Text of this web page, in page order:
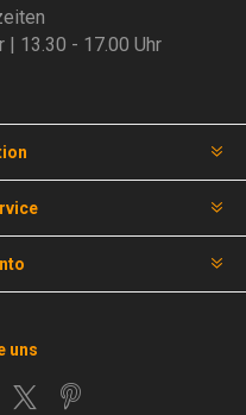
| 13.30 - 17.00 Uhr
uns